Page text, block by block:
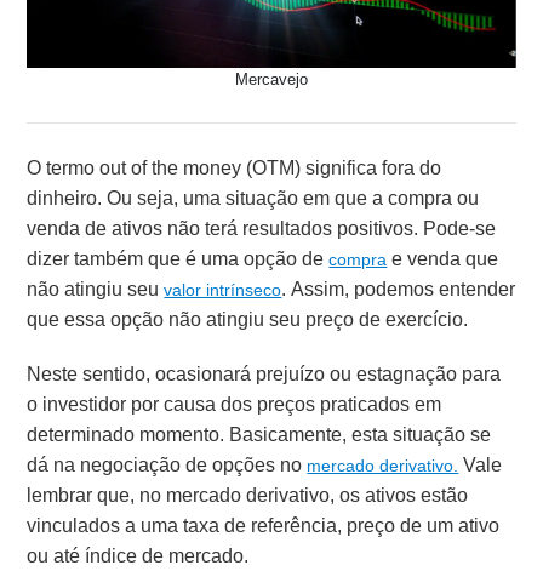
Mercavejo
O termo out of the money (OTM) significa fora do
dinheiro. Ou seja, uma situação em que a compra ou
venda de ativos não terá resultados positivos. Pode-se
dizer também que é uma opção decompra e venda que
não atingiu seuvalor intrínseco. Assim, podemos entender
que essa opção não atingiu seu preço de exercício.
Neste sentido, ocasionará prejuízo ou estagnação para
o investidor por causa dos preços praticados em
determinado momento. Basicamente, esta situação se
dá na negociação de opções no mercado derivativo. Vale
lembrar que, no mercado derivativo, os ativos estão
vinculados a uma taxa de referência, preço de um ativo
ou até índice de mercado.